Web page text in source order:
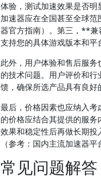
体验，测试加速效果是否
加速器应在全国甚至全球
器官方指南）。第三，**
支持您的具体游戏版本和平
此外，用户体验和售后服
的技术问题。用户评价和
馈，确保所选产品具有良好
最后，价格因素也应纳入考
的价格应结合其提供的服
效果和稳定性后再做长期
（参考：国内主流加速器
常见问题解答